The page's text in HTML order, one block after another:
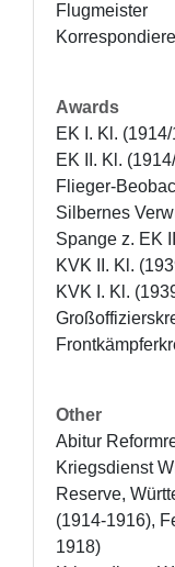
Flugmeister
Awards
EK I. Kl.
EK II. Kl.
Flieger-
Silbernes
Spange z. EK
KVK II. Kl.
KVK I. Kl.
Other
Abitur
Kriegsdienst
Reserve,
(1914-1916),
1918)